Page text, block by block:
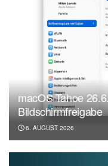
macOS Tahoe
Bildschirmfreigabe
6. AUGUST 2026